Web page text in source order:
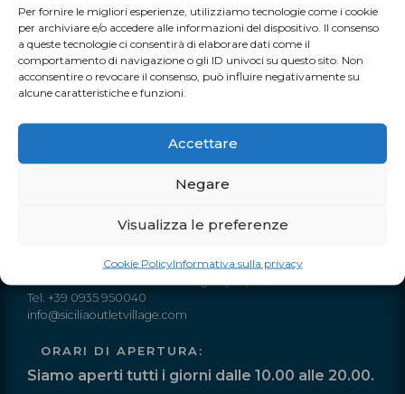
Per fornire le migliori esperienze, utilizziamo tecnologie come i cookie
per archiviare e/o accedere alle informazioni del dispositivo. Il consenso
a queste tecnologie ci consentirà di elaborare dati come il
comportamento di navigazione o gli ID univoci su questo sito. Non
acconsentire o revocare il consenso, può influire negativamente su
alcune caratteristiche e funzioni.
Accettare
Negare
Visualizza le preferenze
Cookie PolicyInformativa sulla privacy
dell’attore e musicista Ashley Walters.
TUTTI I NOSTRI EVENTI
Autostrada A19 Palermo-Catania
Tel. +39 0935 950040
info@siciliaoutletvillage.com
ORARI DI APERTURA:
Siamo aperti tutti i giorni dalle 10.00 alle 20.00.